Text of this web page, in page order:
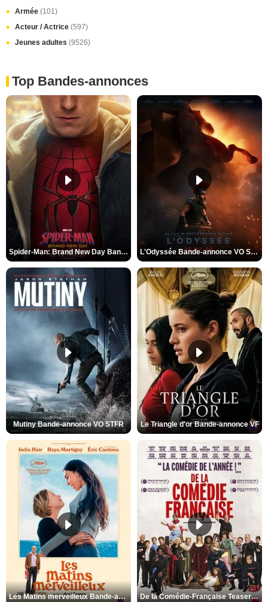
Armée (101)
Acteur / Actrice (597)
Jeunes adultes (9526)
Top Bandes-annonces
Spider-Man: Brand New Day Bande-annonce VO STFR L'Odyssée Bande-annonce VO STFR
Mutiny Bande-annonce VO STFR Le Triangle d'or Bande-annonce VF
Les Matins merveilleux Bande-annonce VF De la Comédie-Française Teaser VF